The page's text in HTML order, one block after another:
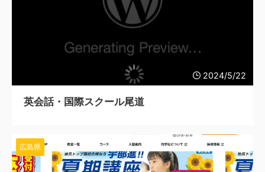
2024/5/22
英会話・国際スクール尾道
広島県